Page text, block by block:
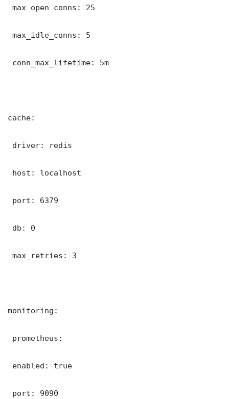
max_open_conns: 25
max_idle_conns: 5
conn_max_lifetime: 5m
cache:
driver: redis
host: localhost
port: 6379
db: 0
max_retries: 3
monitoring:
prometheus:
enabled: true
port: 9090